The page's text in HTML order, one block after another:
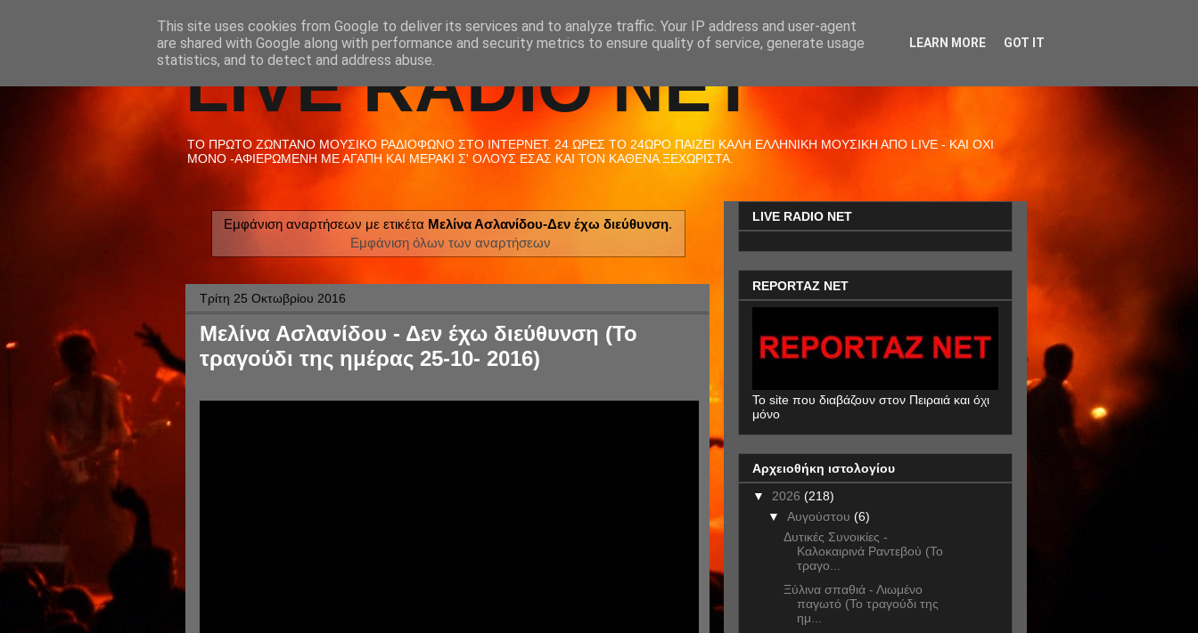
LIVE RADIO NET
ΤΟ ΠΡΩΤΟ ΖΩΝΤΑΝΟ ΜΟΥΣΙΚΟ ΡΑΔΙΟΦΩΝΟ ΣΤΟ ΙΝΤΕΡΝΕΤ. 24 ΩΡΕΣ ΤΟ 24ΩΡΟ ΠΑΙΖΕΙ ΚΑΛΗ ΕΛΛΗΝΙΚΗ ΜΟΥΣΙΚΗ ΑΠΟ LIVE - ΚΑΙ ΟΧΙ
ΜΟΝΟ -ΑΦΙΕΡΩΜΕΝΗ ΜΕ ΑΓΑΠΗ ΚΑΙ ΜΕΡΑΚΙ Σ' ΟΛΟΥΣ ΕΣΑΣ ΚΑΙ ΤΟΝ ΚΑΘΕΝΑ ΞΕΧΩΡΙΣΤΑ.
Εμφάνιση αναρτήσεων με ετικέτα Μελίνα Ασλανίδου-Δεν έχω διεύθυνση.
Εμφάνιση όλων των αναρτήσεων
Τρίτη 25 Οκτωβρίου 2016
Μελίνα Ασλανίδου - Δεν έχω διεύθυνση (Το
τραγούδι της ημέρας 25-10- 2016)
LIVE RADIO NET
REPORTAZ NET
To site που διαβάζουν στον Πειραιά και όχι
μόνο
Αρχειοθήκη ιστολογίου
▼ 2026 (218)
▼ Αυγούστου (6)
Δυτικές Συνοικίες -
Καλοκαιρινά Ραντεβού (Το
τραγο...
Ξύλινα σπαθιά - Λιωμένο
παγωτό (Το τραγούδι της
ημ...
This site uses cookies from Google to deliver its services and to analyze traffic. Your IP address and user-agent
are shared with Google along with performance and security metrics to ensure quality of service, generate usage
statistics, and to detect and address abuse.
LEARN MORE GOT IT